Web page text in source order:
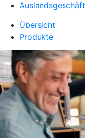
Auslandsgeschäft
Übersicht
Produkte